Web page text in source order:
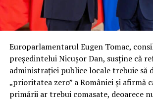
Europarlamentarul Eugen Tomac,
președintelui Nicușor Dan, susține că
administrației publice locale trebuie să
„prioritatea zero” a României și afirmă
primării ar trebui comasate, deoarece